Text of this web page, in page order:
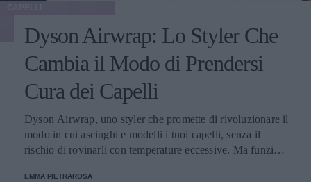
Dyson Airwrap: Lo Styler Che
Cambia il Modo di Prendersi
Cura dei Capelli
Dyson Airwrap, uno styler che promette di rivoluzionare il
modo in cui asciughi e modelli i tuoi capelli, senza il
rischio di rovinarli con temperature eccessive. Ma funziona
EMMA PIETRAROSA